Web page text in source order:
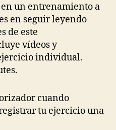
en un entrenamiento a
en seguir leyendo
de este
vídeos y
individual.
cuando
tu ejercicio una